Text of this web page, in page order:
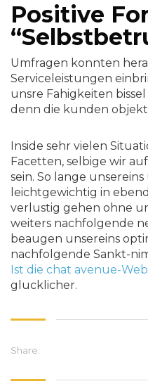
Positive
Umfragen konnten
Serviceleistungen
unsre Fahigkeiten
denn die kunden
Inside sehr vielen
Facetten, selbige wir
sein. So lange
leichtgewichtig in
verlustig gehen ohne
weiters nachfolgende
beaugen unsereins
nachfolgende Sankt-
Ist die chat avenue-
glucklicher.
Share: